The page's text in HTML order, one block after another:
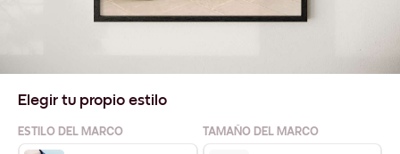
Elegir tu propio estilo
ESTILO DEL MARCO TAMAÑO DEL MARCO